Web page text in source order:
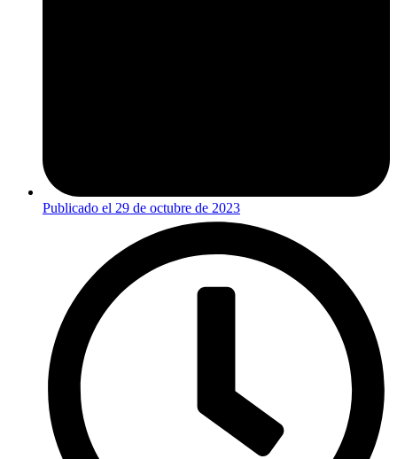
Publicado el 29 de octubre de 2023